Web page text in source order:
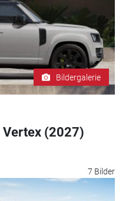
Bildergalerie
Vertex (2027)
7 Bilder